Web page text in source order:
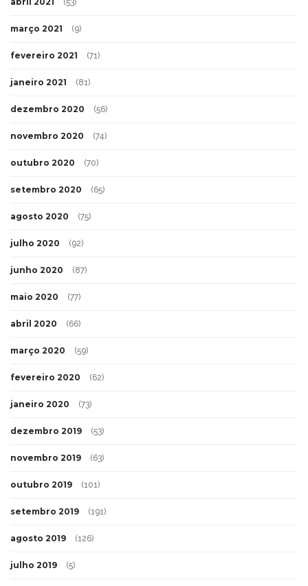
(53)
março 2021 (9)
fevereiro 2021 (71)
janeiro 2021 (81)
dezembro 2020 (56)
novembro 2020 (74)
outubro 2020 (70)
setembro 2020 (65)
agosto 2020 (75)
julho 2020 (92)
junho 2020 (87)
maio 2020 (77)
abril 2020 (66)
março 2020 (59)
fevereiro 2020 (62)
janeiro 2020 (73)
dezembro 2019 (53)
novembro 2019 (63)
outubro 2019 (101)
setembro 2019 (191)
agosto 2019 (126)
julho 2019 (5)